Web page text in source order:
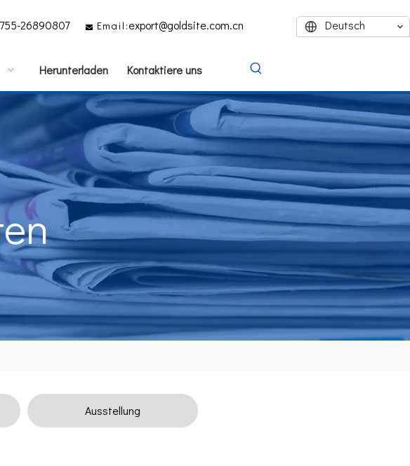
26890807  Email:export@goldsite.com.cn Deutsch
Herunterladen Kontaktiere uns
Ausstellung